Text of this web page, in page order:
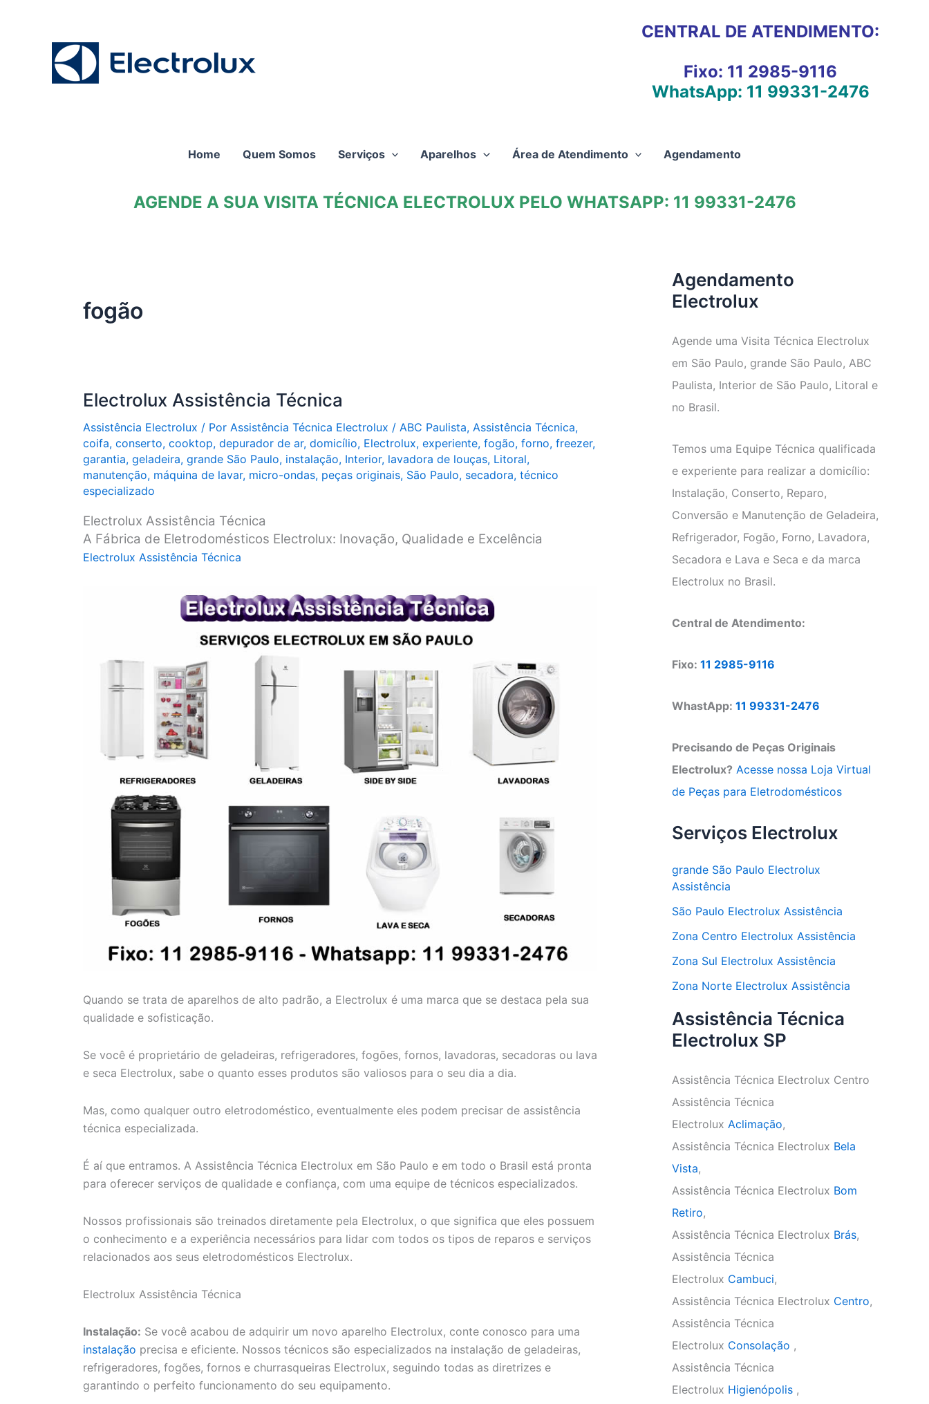
CENTRAL DE ATENDIMENTO:
Fixo: 11 2985-9116
WhatsApp: 11 99331-2476
Home Quem Somos Serviços Aparelhos Área de Atendimento Agendamento
AGENDE A SUA VISITA TÉCNICA ELECTROLUX PELO WHATSAPP: 11 99331-2476
fogão
Electrolux Assistência Técnica
Assistência Electrolux / Por Assistência Técnica Electrolux / ABC Paulista, Assistência Técnica,
coifa, conserto, cooktop, depurador de ar, domicílio, Electrolux, experiente, fogão, forno, freezer,
garantia, geladeira, grande São Paulo, instalação, Interior, lavadora de louças, Litoral,
manutenção, máquina de lavar, micro-ondas, peças originais, São Paulo, secadora, técnico
especializado
Electrolux Assistência Técnica
A Fábrica de Eletrodomésticos Electrolux: Inovação, Qualidade e Excelência
Electrolux Assistência Técnica
Quando se trata de aparelhos de alto padrão, a Electrolux é uma marca que se destaca pela sua
qualidade e sofisticação.
Se você é proprietário de geladeiras, refrigeradores, fogões, fornos, lavadoras, secadoras ou lava
e seca Electrolux, sabe o quanto esses produtos são valiosos para o seu dia a dia.
Mas, como qualquer outro eletrodoméstico, eventualmente eles podem precisar de assistência
técnica especializada.
É aí que entramos. A Assistência Técnica Electrolux em São Paulo e em todo o Brasil está pronta
para oferecer serviços de qualidade e confiança, com uma equipe de técnicos especializados.
Nossos profissionais são treinados diretamente pela Electrolux, o que significa que eles possuem
o conhecimento e a experiência necessários para lidar com todos os tipos de reparos e serviços
relacionados aos seus eletrodomésticos Electrolux.
Electrolux Assistência Técnica
Instalação: Se você acabou de adquirir um novo aparelho Electrolux, conte conosco para uma
instalação precisa e eficiente. Nossos técnicos são especializados na instalação de geladeiras,
refrigeradores, fogões, fornos e churrasqueiras Electrolux, seguindo todas as diretrizes e
garantindo o perfeito funcionamento do seu equipamento.
Agendamento
Electrolux
Agende uma Visita Técnica Electrolux
em São Paulo, grande São Paulo, ABC
Paulista, Interior de São Paulo, Litoral e
no Brasil.
Temos uma Equipe Técnica qualificada
e experiente para realizar a domicílio:
Instalação, Conserto, Reparo,
Conversão e Manutenção de Geladeira,
Refrigerador, Fogão, Forno, Lavadora,
Secadora e Lava e Seca e da marca
Electrolux no Brasil.
Central de Atendimento:
Fixo: 11 2985-9116
WhastApp: 11 99331-2476
Precisando de Peças Originais
Electrolux? Acesse nossa Loja Virtual
de Peças para Eletrodomésticos
Serviços Electrolux
grande São Paulo Electrolux
Assistência
São Paulo Electrolux Assistência
Zona Centro Electrolux Assistência
Zona Sul Electrolux Assistência
Zona Norte Electrolux Assistência
Assistência Técnica
Electrolux SP
Assistência Técnica Electrolux Centro
Assistência Técnica
Electrolux Aclimação,
Assistência Técnica Electrolux Bela
Vista,
Assistência Técnica Electrolux Bom
Retiro,
Assistência Técnica Electrolux Brás,
Assistência Técnica
Electrolux Cambuci,
Assistência Técnica Electrolux Centro,
Assistência Técnica
Electrolux Consolação ,
Assistência Técnica
Electrolux Higienópolis ,